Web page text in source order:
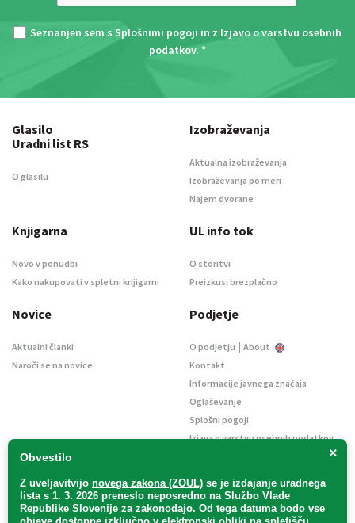
Seznanjen sem s Splošnimi pogoji in z Izjavo o varstvu osebnih
podatkov. *
×
Obvestilo
Z uveljavitvijo novega zakona (ZOUL) se je izdajanje uradnega
lista s 1. 3. 2026 preneslo neposredno na Službo Vlade
Republike Slovenije za zakonodajo. Od tega datuma bodo vse
Glasilo
Uradni list RS
O glasilu
Izobraževanja
Aktualna izobraževanja
Izobraževanja po meri
Najem dvorane
Knjigarna
Novo v ponudbi
Kako nakupovati v spletni knjigarni
UL info tok
O storitvi
Preizkusi brezplačno
Novice
Aktualni članki
Naroči se na novice
Podjetje
O podjetju | About
Kontakt
Informacije javnega značaja
Oglaševanje
Splošni pogoji
Izjava o varstvu osebnih podatkov